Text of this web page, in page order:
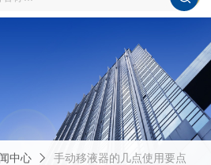
中心 手动移液器的几点使用要点